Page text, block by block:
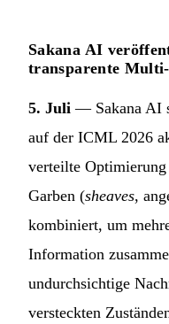
Sakana AI
transparente
5. Juli — Sakana AI
auf der ICML 2026
verteilte
Garben (sheaves,
kombiniert, um
Information
undurchsichtige
versteckten